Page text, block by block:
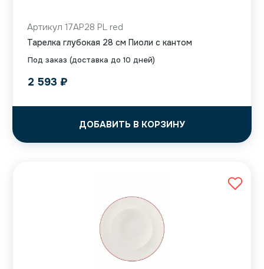
Под заказ (доставка до 10 дней)
Артикул 17AP28 PL red
Тарелка глубокая 28 см Пиоли с кантом
2 593 ₽
ДОБАВИТЬ В КОРЗИНУ